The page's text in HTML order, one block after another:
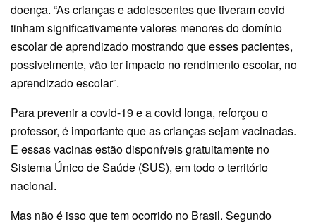
doença. “As crianças e adolescentes que tiveram covid
tinham significativamente valores menores do domínio
escolar de aprendizado mostrando que esses pacientes,
possivelmente, vão ter impacto no rendimento escolar, no
aprendizado escolar”.
Para prevenir a covid-19 e a covid longa, reforçou o
professor, é importante que as crianças sejam vacinadas.
E essas vacinas estão disponíveis gratuitamente no
Sistema Único de Saúde (SUS), em todo o território
nacional.
Mas não é isso que tem ocorrido no Brasil. Segundo